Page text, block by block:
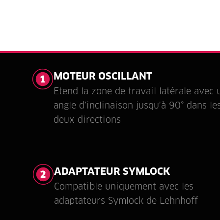
MOTEUR OSCILLANT
Etend la zone de travail latérale avec
angle d’inclinaison jusqu'à 90° dans
deux directions
ADAPTATEUR SYMLOCK
Compatible uniquement avec les
adaptateurs Symlock de Lehnhoff